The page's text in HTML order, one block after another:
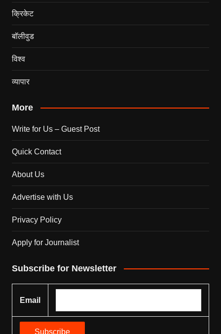
क्रिकेट
बॉलीवुड
विश्व
व्यापार
More
Write for Us – Guest Post
Quick Contact
About Us
Advertise with Us
Privacy Policy
Apply for Journalist
Subscribe for Newsletter
Email